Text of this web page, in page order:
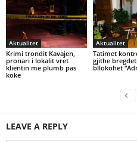
Aktualitet
Krimi trondit Kavajen,
pronari i lokalit vret
klientin me plumb pas
koke
Aktualitet
Tatimet
gjithe
bllokohet
LEAVE A REPLY